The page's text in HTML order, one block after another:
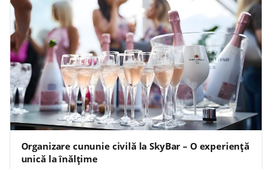
Organizare cununie civilă la SkyBar – O experiență
unică la înălțime